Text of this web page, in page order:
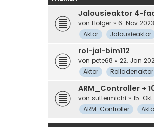
Jalousieaktor 4-
von Holger » 6. Nov
Aktor Jalousieaktor
rol-jal-bim112
von pete68 » 22. Jan
Aktor
Rolladenaktor
ARM_Controller +
von suttermichi » 15.
ARM-Controller